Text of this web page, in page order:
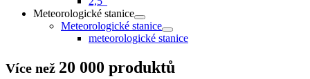
Meteorologické stanice
Meteorologické stanice
meteorologické stanice
Více než 20 000 produktů